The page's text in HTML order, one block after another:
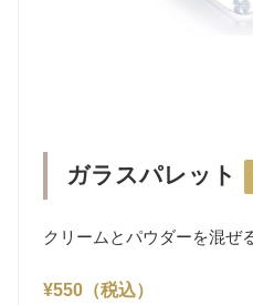
ガラスパレット
クリームとパウダーを混ぜ
¥550（税込）